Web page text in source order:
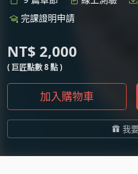
完課證明申請
NT$ 2,000
( 巨匠點數 8 點 )
加入購物車
我